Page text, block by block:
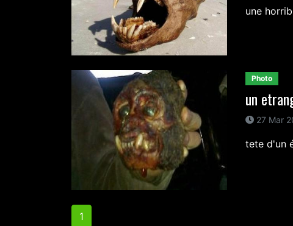
une
Photo
un
27 Mar
tete d'un
1